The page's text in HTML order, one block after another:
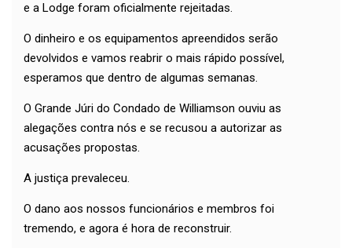
e a Lodge foram oficialmente rejeitadas.
O dinheiro e os equipamentos apreendidos serão
devolvidos e vamos reabrir o mais rápido possível,
esperamos que dentro de algumas semanas.
O Grande Júri do Condado de Williamson ouviu as
alegações contra nós e se recusou a autorizar as
acusações propostas.
A justiça prevaleceu.
O dano aos nossos funcionários e membros foi
tremendo, e agora é hora de reconstruir.